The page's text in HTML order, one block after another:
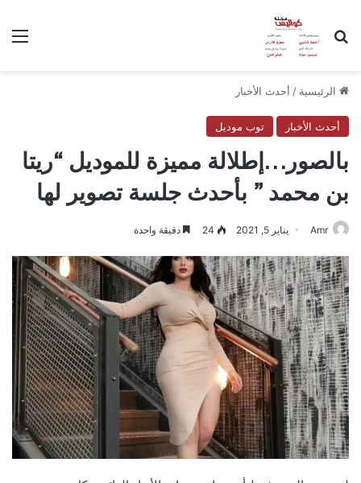
بحث عن
الرئيسية / أحدث الأخبار
أحدث الأخبار توب موديل
بالصور…إطلالة مميزة للموديل “ريتا
بن محمد ” بأحدث جلسة تصوير لها
Amr يناير 5, 2021 24 دقيقة واحدة